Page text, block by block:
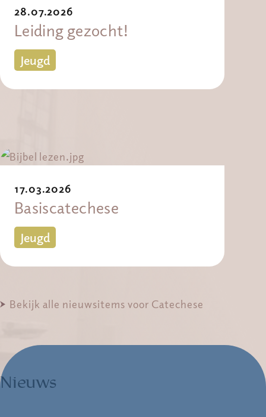
28.07.2026
Leiding gezocht!
Jeugd
17.03.2026
Basiscatechese
Jeugd
Bekijk alle nieuwsitems voor Catechese
Nieuws